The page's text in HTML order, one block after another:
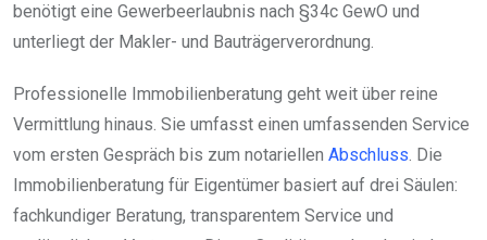
benötigt eine Gewerbeerlaubnis nach §34c GewO und
unterliegt der Makler- und Bauträgerverordnung.
Professionelle Immobilienberatung geht weit über reine
Vermittlung hinaus. Sie umfasst einen umfassenden Service
vom ersten Gespräch bis zum notariellen Abschluss. Die
Immobilienberatung für Eigentümer basiert auf drei Säulen:
fachkundiger Beratung, transparentem Service und